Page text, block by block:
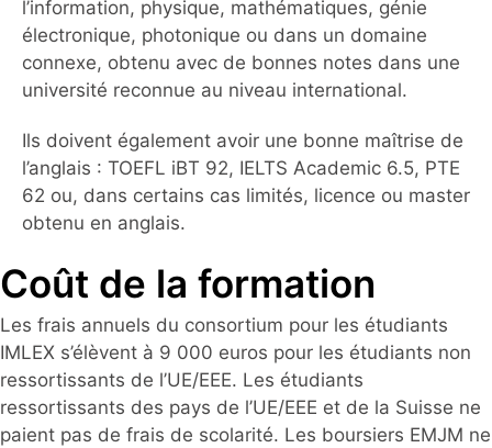
l’information, physique, mathématiques, génie
électronique, photonique ou dans un domaine
connexe, obtenu avec de bonnes notes dans une
université reconnue au niveau international.
Ils doivent également avoir une bonne maîtrise de
l’anglais : TOEFL iBT 92, IELTS Academic 6.5, PTE
62 ou, dans certains cas limités, licence ou master
obtenu en anglais.
Coût de la formation
Les frais annuels du consortium pour les étudiants
IMLEX s’élèvent à 9 000 euros pour les étudiants non
ressortissants de l’UE/EEE. Les étudiants
ressortissants des pays de l’UE/EEE et de la Suisse ne
paient pas de frais de scolarité. Les boursiers EMJM ne